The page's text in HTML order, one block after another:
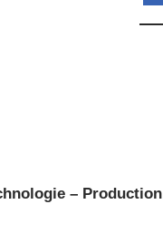
– Production